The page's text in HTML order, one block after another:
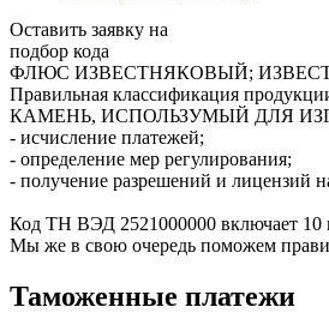
Оставить заявку на
подбор кода
ФЛЮС ИЗВЕСТНЯКОВЫЙ;
Правильная классификация
КАМЕНЬ, ИСПОЛЬЗУМЫЙ ДЛЯ
- исчисление платежей;
- определение мер регулирования;
- получение разрешений и лицензий
Код ТН ВЭД 2521000000 включает
Мы же в свою очередь поможем
Таможенные платежи